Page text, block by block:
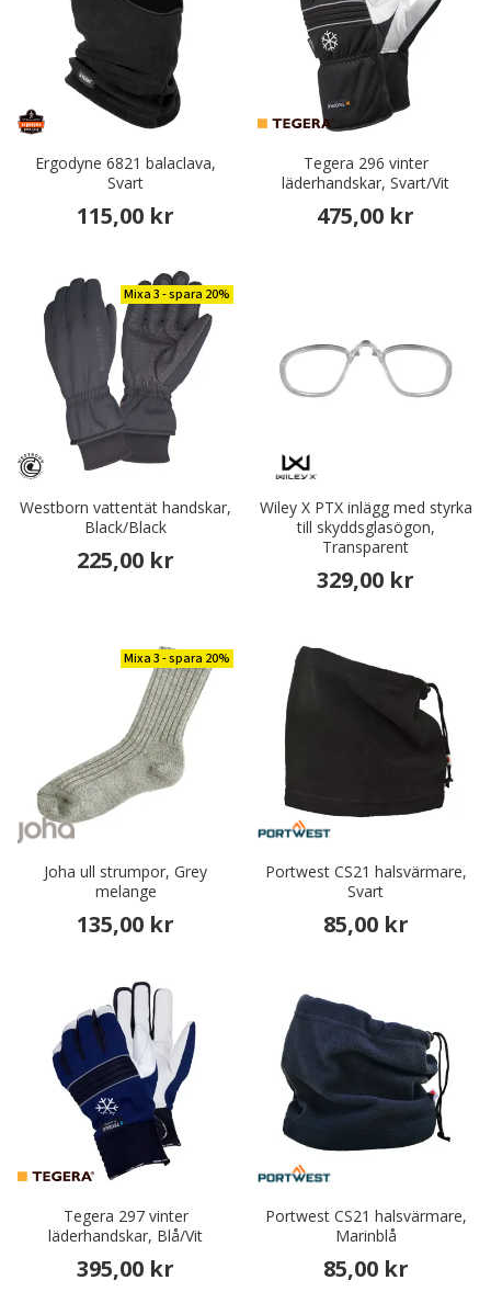
Ergodyne 6821 balaclava,
Svart
115,00 kr
Tegera 296 vinter
läderhandskar, Svart/Vit
475,00 kr
Mixa 3 - spara 20%
Westborn vattentät handskar,
Black/Black
225,00 kr
Wiley X PTX inlägg med styrka
till skyddsglasögon,
Transparent
329,00 kr
Mixa 3 - spara 20%
Joha ull strumpor, Grey
melange
135,00 kr
Portwest CS21 halsvärmare,
Svart
85,00 kr
Tegera 297 vinter
läderhandskar, Blå/Vit
395,00 kr
Portwest CS21 halsvärmare,
Marinblå
85,00 kr